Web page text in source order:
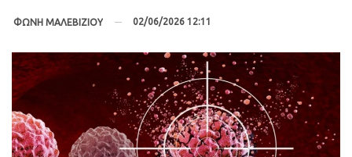
ΦΩΝΗ ΜΑΛΕΒΙΖΙΟΥ 02/06/2026 12:11